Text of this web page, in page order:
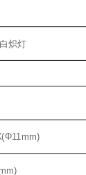
炽灯